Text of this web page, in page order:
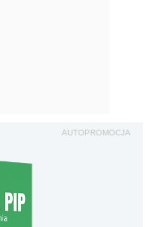
AUTOPROMOCJA